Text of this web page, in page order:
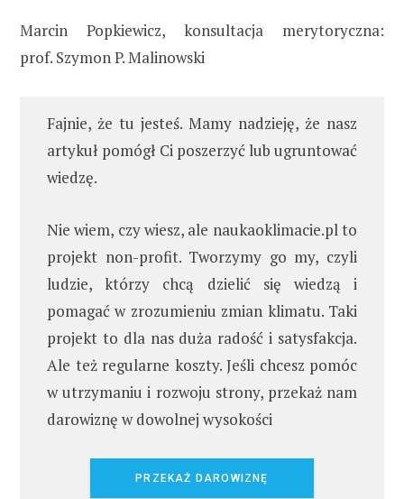
Marcin Popkiewicz, konsultacja merytoryczna:
prof. Szymon P. Malinowski
Fajnie, że tu jesteś. Mamy nadzieję, że nasz
artykuł pomógł Ci poszerzyć lub ugruntować
wiedzę.
Nie wiem, czy wiesz, ale naukaoklimacie.pl to
projekt non-profit. Tworzymy go my, czyli
ludzie, którzy chcą dzielić się wiedzą i
pomagać w zrozumieniu zmian klimatu. Taki
projekt to dla nas duża radość i satysfakcja.
Ale też regularne koszty. Jeśli chcesz pomóc
w utrzymaniu i rozwoju strony, przekaż nam
darowiznę w dowolnej wysokości
PRZEKAŻ DAROWIZNĘ